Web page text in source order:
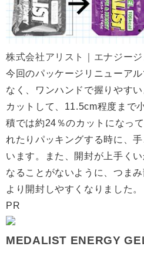
株式会社アリスト｜エナジー
今回のパッケージリニューア
なく、ワンハンドで握りやす
カットして、11.5cm程度まで
積では約24％のカットになっ
れたりパッキングする時に、
います。また、開封が上手く
なることがないように、つま
より開封しやすくなりました。
PR
MEDALIST ENERGY